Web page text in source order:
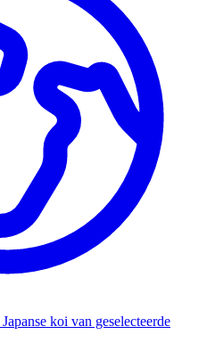
Japanse koi van geselecteerde